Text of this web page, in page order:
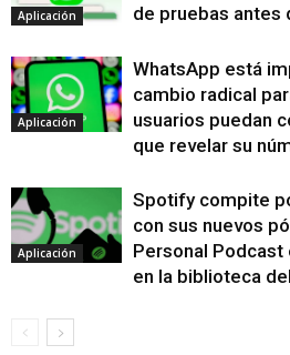
Aplicación
de pruebas antes
Aplicación
WhatsApp está
cambio radical
usuarios puedan
que revelar su
Aplicación
Spotify compite
con sus nuevos
Personal Podcast
en la biblioteca